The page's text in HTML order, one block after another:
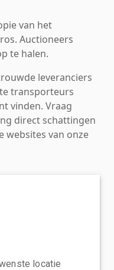
van het
Auctioneers
te halen.
leveranciers
transporteurs
vinden. Vraag
direct schattingen
websites van onze
locatie